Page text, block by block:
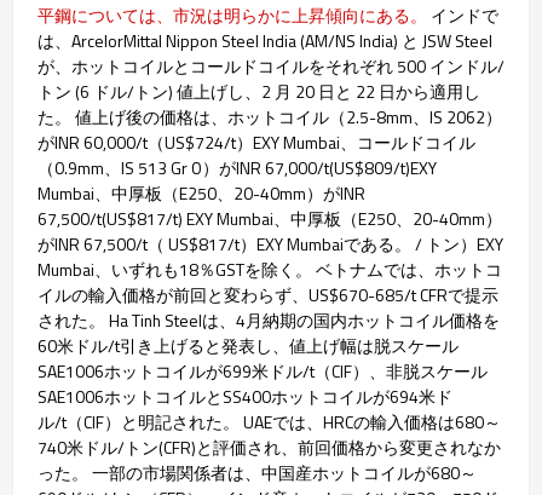
平鋼については、市況は明らかに上昇傾向にある。
インドで
は、ArcelorMittal Nippon Steel India (AM/NS India) と JSW Steel
が、ホットコイルとコールドコイルをそれぞれ 500 インドル/
トン (6 ドル/トン) 値上げし、2 月 20 日と 22 日から適用し
た。 値上げ後の価格は、ホットコイル（2.5-8mm、IS 2062）
がINR 60,000/t（US$724/t）EXY Mumbai、コールドコイル
（0.9mm、IS 513 Gr O）がINR 67,000/t(US$809/t)EXY
Mumbai、中厚板（E250、20-40mm）がINR
67,500/t(US$817/t) EXY Mumbai、中厚板（E250、20-40mm）
がINR 67,500/t（ US$817/t）EXY Mumbaiである。 / トン）EXY
Mumbai、いずれも18％GSTを除く。 ベトナムでは、ホットコ
イルの輸入価格が前回と変わらず、US$670-685/t CFRで提示
された。 Ha Tinh Steelは、4月納期の国内ホットコイル価格を
60米ドル/t引き上げると発表し、値上げ幅は脱スケール
SAE1006ホットコイルが699米ドル/t（CIF）、非脱スケール
SAE1006ホットコイルとSS400ホットコイルが694米ド
ル/t（CIF）と明記された。 UAEでは、HRCの輸入価格は680～
740米ドル/トン(CFR)と評価され、前回価格から変更されなか
った。 一部の市場関係者は、中国産ホットコイルが680～